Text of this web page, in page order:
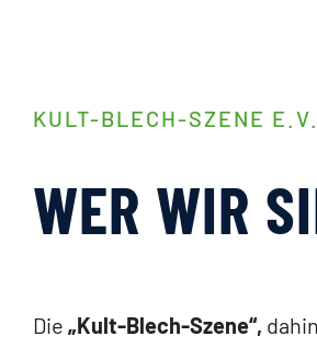
KULT-BLECH-SZENE E.V.
WER WIR
Die „Kult-Blech-Szene“,